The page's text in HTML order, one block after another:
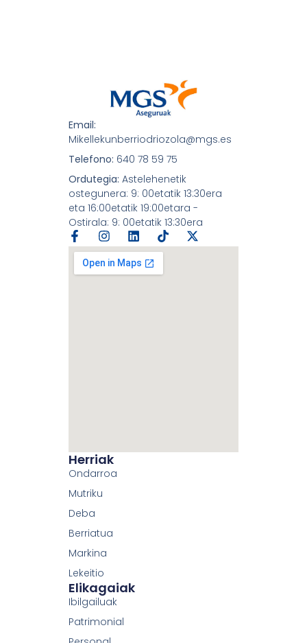
Email:
Mikellekunberriodriozola@mgs.es
Telefono: 640 78 59 75
Ordutegia: Astelehenetik
ostegunera: 9: 00etatik 13:30era
eta 16:00etatik 19:00etara -
Ostirala: 9: 00etatik 13:30era
Herriak
Ondarroa
Mutriku
Deba
Berriatua
Markina
Lekeitio
Elikagaiak
Ibilgailuak
Patrimonial